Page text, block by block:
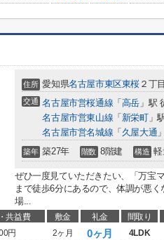
住所 愛知県名古屋市東区東桜 ２丁
交通 名古屋市営桜通線 「 高岳 」駅
名古屋市営東山線 「 新栄町」
名古屋市営名城線 「 久屋大通
築年 築27年 階数 8階建 構造
ぜひ一度見ていただきたい、「万宝
まで徒歩6分にあるので、体調が悪
場...
共益費 敷金 礼金 間取り
円 2ヶ月 0ヶ月 4LDK